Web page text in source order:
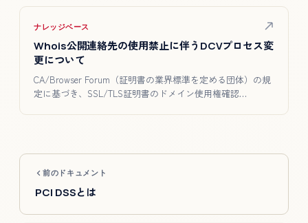
ナレッジベース
Whois公開連絡先の使用禁止に伴うDCVプロセス変
更について
CA/Browser Forum（証明書の業界標準を定める団体）の規
定に基づき、SSL/TLS証明書のドメイン使用権確認…
前のドキュメント
PCI DSSとは